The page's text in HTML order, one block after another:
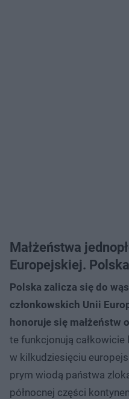
Małżeństwa
Europejskiej.
Polska zalicza się do
członkowskich Unii
honoruje się małżeństw
te funkcjonują całkowicie
w kilkudziesięciu
prym wiodą państwa
północnej części